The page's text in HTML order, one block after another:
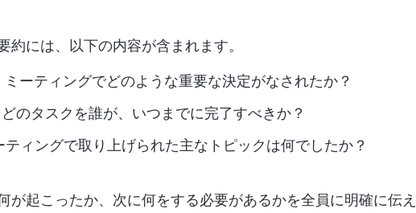
約には、以下の内容が含まれます。
ミーティングでどのような重要な決定がなされたか？
どのタスクを誰が、いつまでに完了すべきか？
ティングで取り上げられた主なトピックは何でしたか？
が起こったか、次に何をする必要があるかを全員に明確に伝え